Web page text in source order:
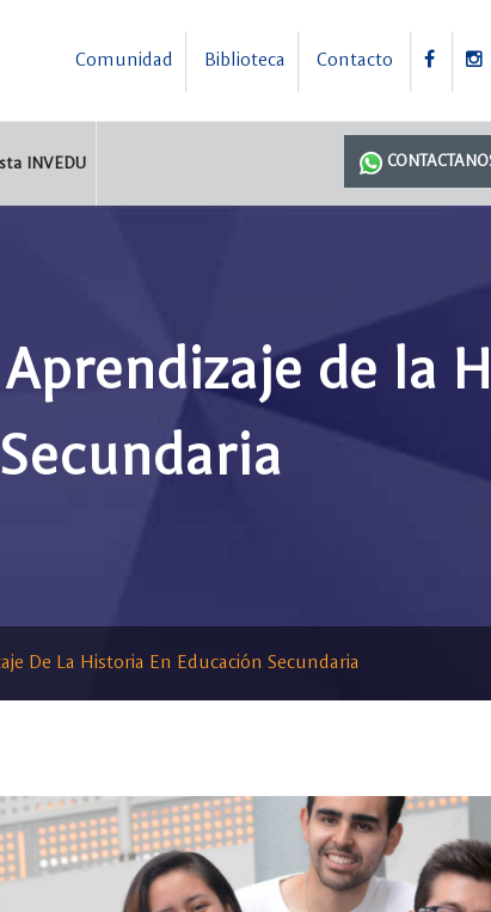
Comunidad Biblioteca Contacto
INVEDU
de la
De La Historia En Educación Secundaria